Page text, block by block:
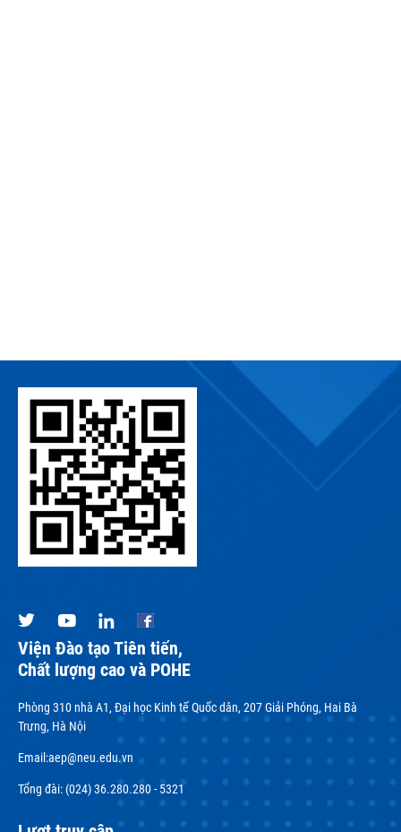
Viện Đào tạo Tiên tiến,
Chất lượng cao và POHE
Phòng 310 nhà A1, Đại học Kinh tế Quốc dân, 207 Giải Phóng, Hai Bà
Trưng, Hà Nội
Email:aep@neu.edu.vn
Tổng đài: (024) 36.280.280 - 5321